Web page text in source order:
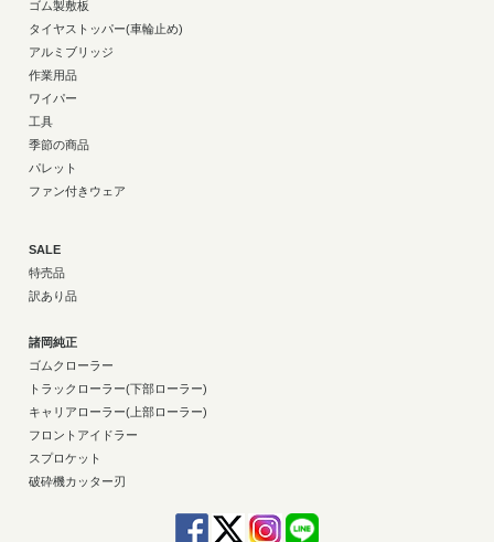
ゴム製敷板
タイヤストッパー(車輪止め)
アルミブリッジ
作業用品
ワイパー
工具
季節の商品
パレット
ファン付きウェア
SALE
特売品
訳あり品
諸岡純正
ゴムクローラー
トラックローラー(下部ローラー)
キャリアローラー(上部ローラー)
フロントアイドラー
スプロケット
破砕機カッター刃